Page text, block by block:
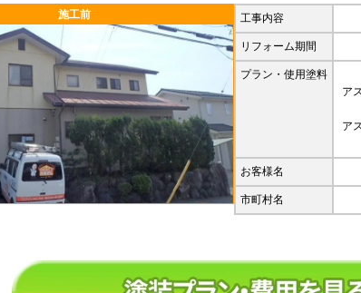
工事内容
リフォーム期間
プラン・使用塗料
ア
ア
お客様名
市町村名